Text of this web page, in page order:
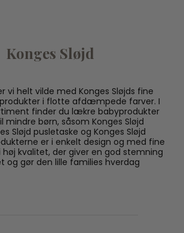
Konges Sløjd
vi helt vilde med Konges Sløjds fine
i flotte afdæmpede farver. I
finder du lækre babyprodukter
mindre børn, såsom Konges Sløjd
Sløjd pusletaske og Konges Sløjd
er i enkelt design og med fine
høj kvalitet, der giver en god stemning
og gør den lille families hverdag